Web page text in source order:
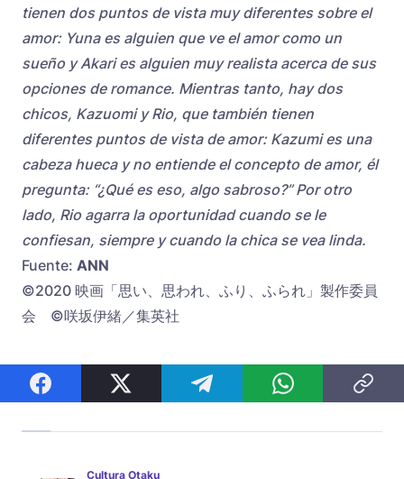
tienen dos puntos de vista muy diferentes sobre el
amor: Yuna es alguien que ve el amor como un
sueño y Akari es alguien muy realista acerca de sus
opciones de romance. Mientras tanto, hay dos
chicos, Kazuomi y Rio, que también tienen
diferentes puntos de vista de amor: Kazumi es una
cabeza hueca y no entiende el concepto de amor, él
pregunta: “¿Qué es eso, algo sabroso?” Por otro
lado, Rio agarra la oportunidad cuando se le
confiesan, siempre y cuando la chica se vea linda.
Fuente: ANN
©2020 映画「思い、思われ、ふり、ふられ」製作委員
会 ©咲坂伊緒／集英社
Cultura Otaku